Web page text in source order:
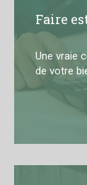
Faire
Une vraie
de votre